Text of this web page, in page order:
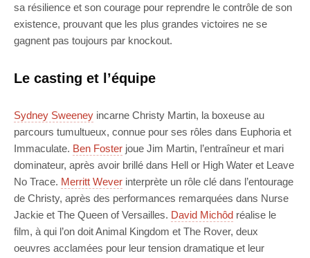
sa résilience et son courage pour reprendre le contrôle de son
existence, prouvant que les plus grandes victoires ne se
gagnent pas toujours par knockout.
Le casting et l’équipe
Sydney Sweeney incarne Christy Martin, la boxeuse au
parcours tumultueux, connue pour ses rôles dans Euphoria et
Immaculate. Ben Foster joue Jim Martin, l’entraîneur et mari
dominateur, après avoir brillé dans Hell or High Water et Leave
No Trace. Merritt Wever interprète un rôle clé dans l’entourage
de Christy, après des performances remarquées dans Nurse
Jackie et The Queen of Versailles. David Michôd réalise le
film, à qui l’on doit Animal Kingdom et The Rover, deux
oeuvres acclamées pour leur tension dramatique et leur